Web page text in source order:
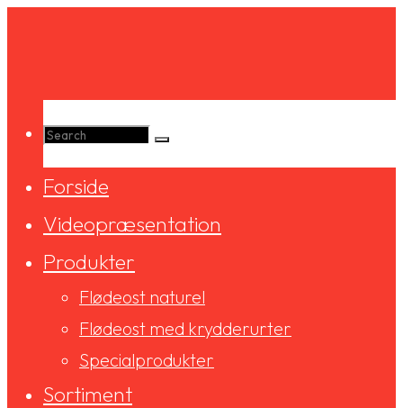
Search
for:
Forside
Videopræsentation
Produkter
Flødeost naturel
Flødeost med krydderurter
Specialprodukter
Sortiment